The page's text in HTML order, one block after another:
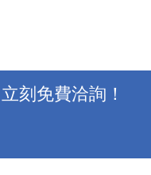
刻免費洽詢！